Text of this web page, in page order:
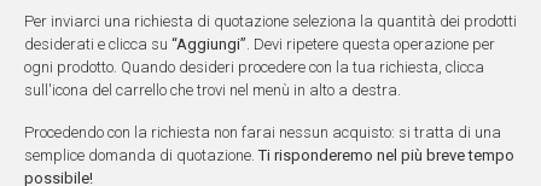
Per inviarci una richiesta di quotazione seleziona la quantità dei prodotti
desiderati e clicca su “Aggiungi”. Devi ripetere questa operazione per
ogni prodotto. Quando desideri procedere con la tua richiesta, clicca
sull'icona del carrello che trovi nel menù in alto a destra.
Procedendo con la richiesta non farai nessun acquisto: si tratta di una
semplice domanda di quotazione.Ti risponderemo nel più breve tempo
possibile!